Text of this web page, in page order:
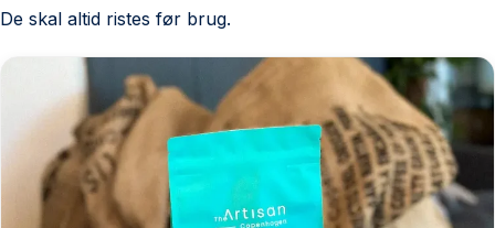
De skal altid ristes før brug.